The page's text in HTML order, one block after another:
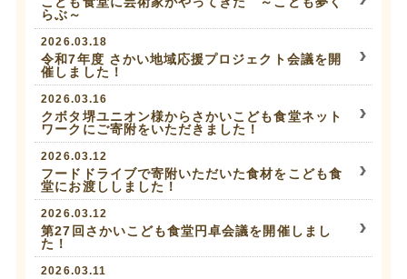
らぶ～
2026.03.18
令和7年度 さかい地域応援プロジェクト会議を開
催しました！
2026.03.16
クボタ堺ユニオン様からさかいこども食堂ネット
ワークにご寄附をいただきました！
2026.03.12
フードドライブで寄附いただいた食材をこども食
堂にお渡ししました！
2026.03.12
第27回さかいこども食堂円卓会議を開催しまし
た！
2026.03.11